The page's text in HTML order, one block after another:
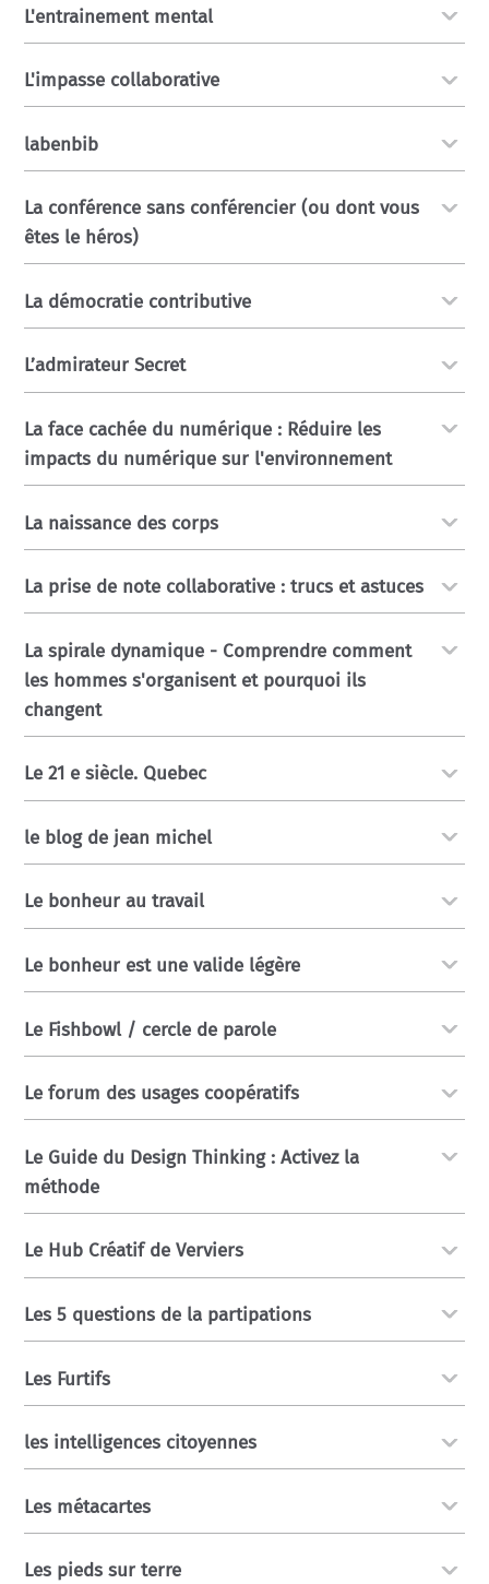
L'entrainement mental
L'impasse collaborative
labenbib
La conférence sans conférencier (ou dont vous
êtes le héros)
La démocratie contributive
L’admirateur Secret
La face cachée du numérique : Réduire les
impacts du numérique sur l'environnement
La naissance des corps
La prise de note collaborative : trucs et astuces
La spirale dynamique - Comprendre comment
les hommes s'organisent et pourquoi ils
changent
Le 21 e siècle. Quebec
le blog de jean michel
Le bonheur au travail
Le bonheur est une valide légère
Le Fishbowl / cercle de parole
Le forum des usages coopératifs
Le Guide du Design Thinking : Activez la
méthode
Le Hub Créatif de Verviers
Les 5 questions de la partipations
Les Furtifs
les intelligences citoyennes
Les métacartes
Les pieds sur terre